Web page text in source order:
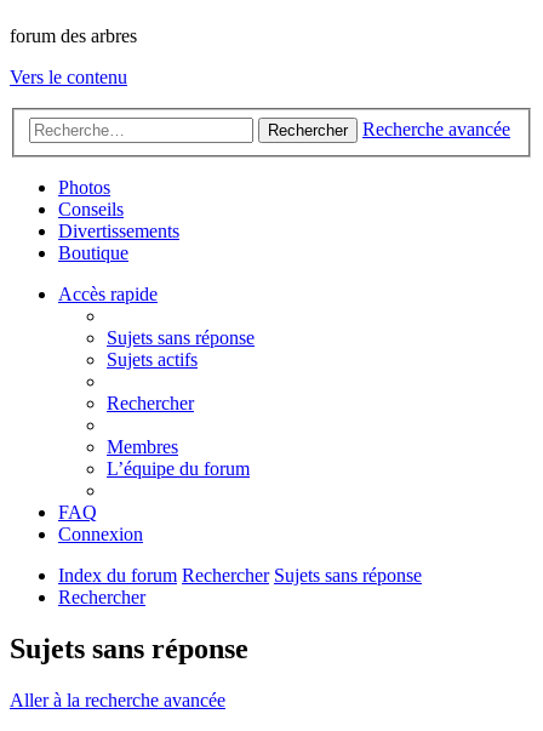
forum des arbres
Vers le contenu
Rechercher Recherche avancée
Photos
Conseils
Divertissements
Boutique
Accès rapide
Sujets sans réponse
Sujets actifs
Rechercher
Membres
L’équipe du forum
FAQ
Connexion
Index du forum Rechercher Sujets sans réponse
Rechercher
Sujets sans réponse
Aller à la recherche avancée